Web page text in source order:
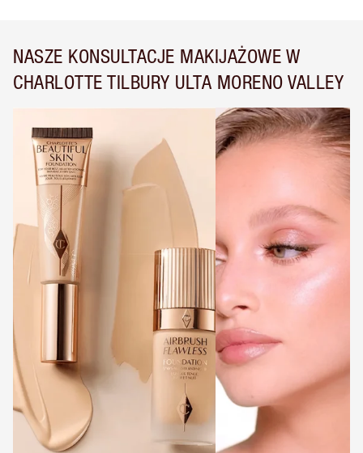
NASZE KONSULTACJE MAKIJAŻOWE W
CHARLOTTE TILBURY ULTA MORENO VALLEY